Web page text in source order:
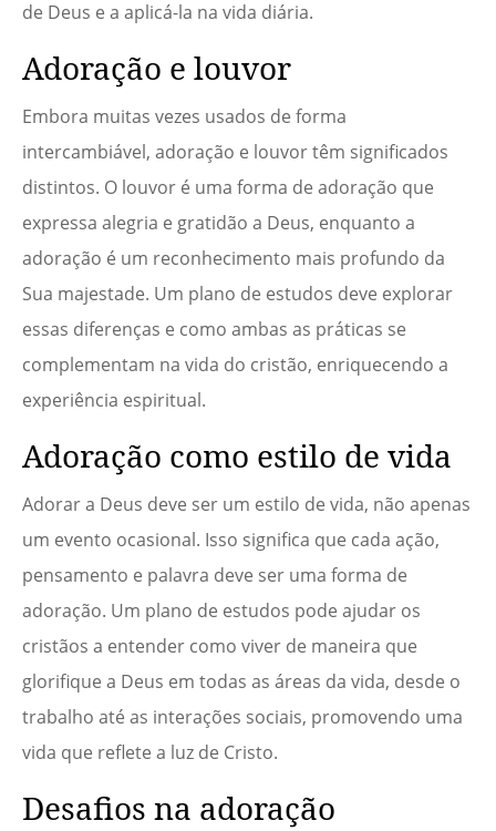
de Deus e a aplicá-la na vida diária.
Adoração e louvor
Embora muitas vezes usados de forma
intercambiável, adoração e louvor têm significados
distintos. O louvor é uma forma de adoração que
expressa alegria e gratidão a Deus, enquanto a
adoração é um reconhecimento mais profundo da
Sua majestade. Um plano de estudos deve explorar
essas diferenças e como ambas as práticas se
complementam na vida do cristão, enriquecendo a
experiência espiritual.
Adoração como estilo de vida
Adorar a Deus deve ser um estilo de vida, não apenas
um evento ocasional. Isso significa que cada ação,
pensamento e palavra deve ser uma forma de
adoração. Um plano de estudos pode ajudar os
cristãos a entender como viver de maneira que
glorifique a Deus em todas as áreas da vida, desde o
trabalho até as interações sociais, promovendo uma
vida que reflete a luz de Cristo.
Desafios na adoração